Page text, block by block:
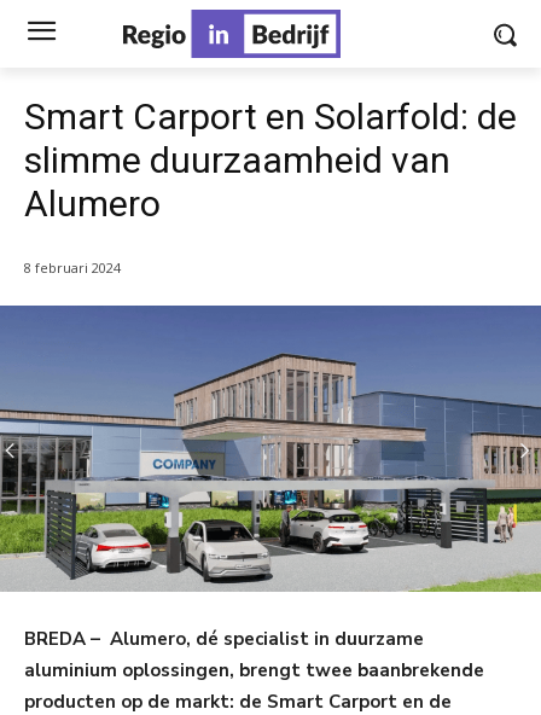
Smart Carport en Solarfold: de
slimme duurzaamheid van
Alumero
8 februari 2024
BREDA – Alumero, dé specialist in duurzame
aluminium oplossingen, brengt twee baanbrekende
producten op de markt: de Smart Carport en de